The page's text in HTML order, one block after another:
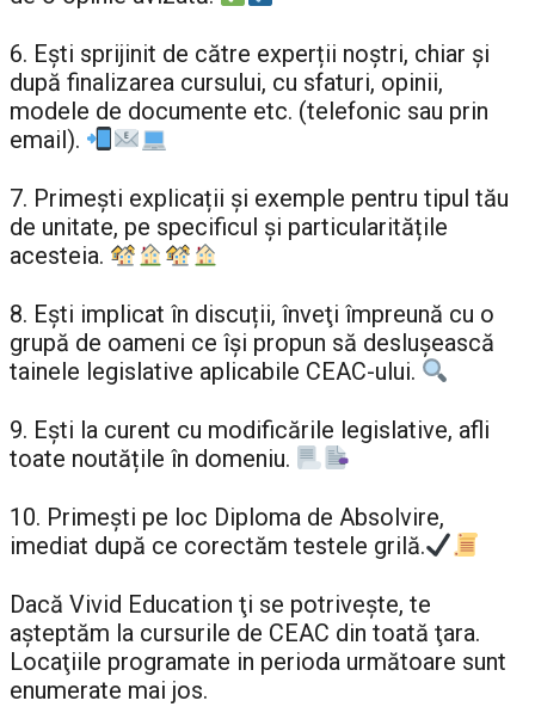
6. Eşti sprijinit de către experții noştri, chiar şi
după finalizarea cursului, cu sfaturi, opinii,
modele de documente etc. (telefonic sau prin
email).
7. Primeşti explicații şi exemple pentru tipul tău
de unitate, pe specificul şi particularitățile
acesteia.
8. Eşti implicat în discuții, înveţi împreună cu o
grupă de oameni ce îşi propun să desluşească
tainele legislative aplicabile CEAC-ului.
9. Eşti la curent cu modificările legislative, afli
toate noutățile în domeniu.
10. Primeşti pe loc Diploma de Absolvire,
imediat după ce corectăm testele grilă.
Dacă Vivid Education ţi se potrivește, te
aşteptăm la cursurile de CEAC din toată ţara.
Locaţiile programate in perioda următoare sunt
enumerate mai jos.